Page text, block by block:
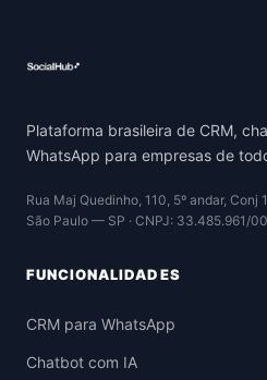
Plataforma brasileira de CRM,
WhatsApp para empresas de
Rua Maj Quedinho, 110, 5º andar, Conj
São Paulo — SP · CNPJ: 33.485.961/
FUNCIONALIDADES
CRM para WhatsApp
Chatbot com IA